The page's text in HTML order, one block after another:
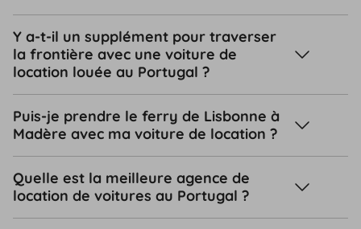
Y a-t-il un supplément pour traverser
la frontière avec une voiture de
location louée au Portugal ?
Puis-je prendre le ferry de Lisbonne à
Madère avec ma voiture de location ?
Quelle est la meilleure agence de
location de voitures au Portugal ?